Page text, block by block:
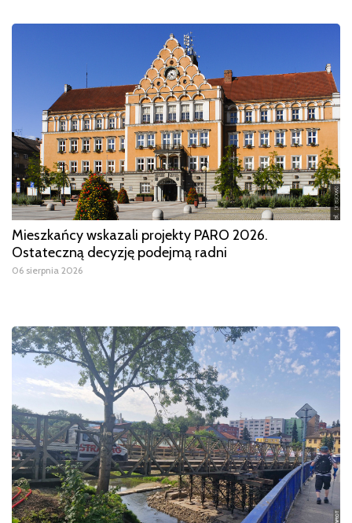
Mieszkańcy wskazali projekty PARO 2026.
Ostateczną decyzję podejmą radni
06 sierpnia 2026